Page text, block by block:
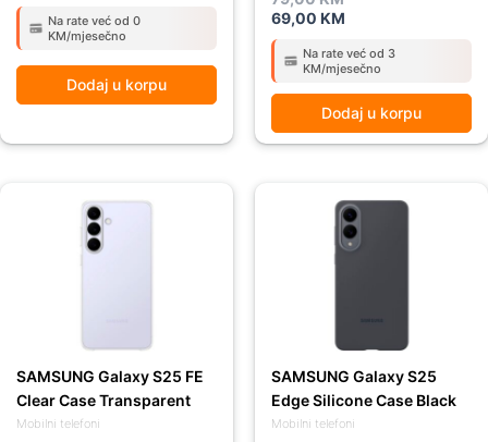
Na rate već od 0
KM/mjesečno
Dodaj u korpu
69,00 KM
Na rate već od 3
KM/mjesečno
Dodaj u korpu
Mobilni telefoni
SAMSUNG Galaxy S25 FE
Clear Case Transparent
Mobilni telefoni
SAMSUNG Galaxy S25
Edge Silicone Case Black